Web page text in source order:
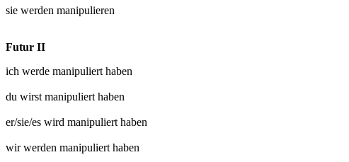
sie werden manipulieren
Futur II
ich werde manipuliert haben
du wirst manipuliert haben
er/sie/es wird manipuliert haben
wir werden manipuliert haben